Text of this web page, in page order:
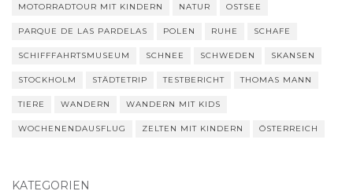
MOTORRADTOUR MIT KINDERN NATUR OSTSEE
PARQUE DE LAS PARDELAS POLEN RUHE SCHAFE
SCHIFFFAHRTSMUSEUM SCHNEE SCHWEDEN SKANSEN
STOCKHOLM STÄDTETRIP TESTBERICHT THOMAS MANN
TIERE WANDERN WANDERN MIT KIDS
WOCHENENDAUSFLUG ZELTEN MIT KINDERN ÖSTERREICH
KATEGORIEN